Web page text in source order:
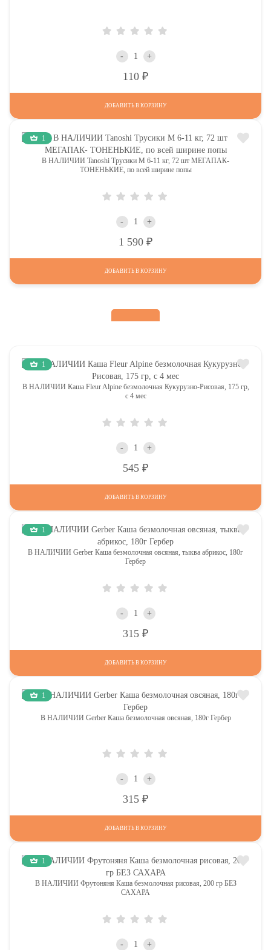
- +
110
ДОБАВИТЬ В КОРЗИНУ
1
В НАЛИЧИИ Tanoshi Трусики M 6-11 кг, 72 шт МЕГАПАК-
ТОНЕНЬКИЕ, по всей ширине попы
- +
1 590
ДОБАВИТЬ В КОРЗИНУ
1
В НАЛИЧИИ Каша Fleur Alpine безмолочная Кукурузно-Рисовая, 175 гр,
с 4 мес
- +
545
ДОБАВИТЬ В КОРЗИНУ
1
В НАЛИЧИИ Gerber Каша безмолочная овсяная, тыква абрикос, 180г
Гербер
- +
315
ДОБАВИТЬ В КОРЗИНУ
1
В НАЛИЧИИ Gerber Каша безмолочная овсяная, 180г Гербер
- +
315
ДОБАВИТЬ В КОРЗИНУ
1
В НАЛИЧИИ Фрутоняня Каша безмолочная рисовая, 200 гр БЕЗ
САХАРА
- +